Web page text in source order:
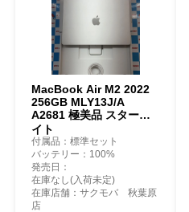
MacBook Air M2 2022
256GB MLY13J/A
A2681 極美品 スターラ
イト
付属品：標準セット
バッテリー：100%
発売日：
在庫なし(入荷未定)
在庫店舗：サクモバ 秋葉原
店